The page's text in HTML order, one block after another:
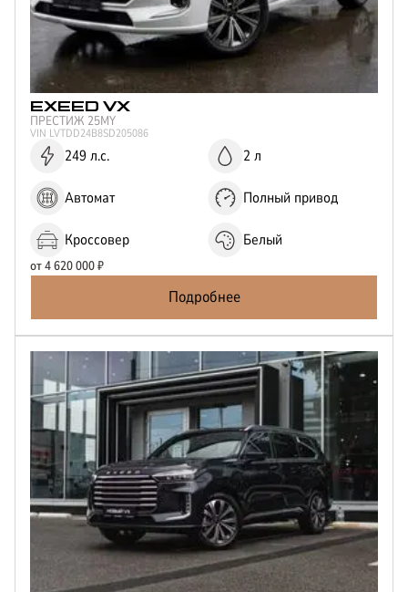
EXEED VX
ПРЕСТИЖ 25MY
VIN LVTDD24B8SD205086
249 л.с. 2 л
Автомат Полный привод
Кроссовер Белый
от4 620 000₽
Подробнее